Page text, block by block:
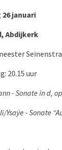
januari
Abdijkerk
20.15 uur
- Sonate in d,
Ysaÿe - Sonate